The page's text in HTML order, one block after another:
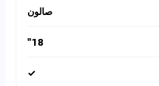
صالون
18"
✓